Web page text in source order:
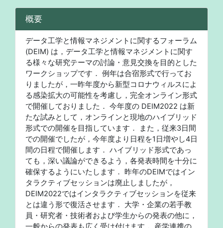
概要
データ工学と情報マネジメントに関するフォーラム
(DEIM) は，データ工学と情報マネジメントに関す
る様々な研究テーマの討論・意見交換を目的とした
ワークショップです． 例年は合宿形式で行ってお
りましたが，一昨年度から新型コロナウィルスによ
る感染拡大の可能性を考慮し，完全オンライン形式
で開催しておりました． 今年度の DEIM2022 は新
たな試みとして，オンラインと現地のハイブリッド
形式での開催を目指しています． また，従来3日間
での開催でしたが，今年度より日程を1日増やし4日
間の日程で開催します． ハイブリッド形式であっ
ても，深い議論ができるよう，各発表時間を十分に
確保するようにいたします． 昨年のDEIMではイン
タラクティブセッションは廃止しましたが，
DEIM2022ではインタラクティブセッションを従来
とは違う形で復活させます． 大学・企業の若手教
員・研究者・技術者および学生からの発表の他に，